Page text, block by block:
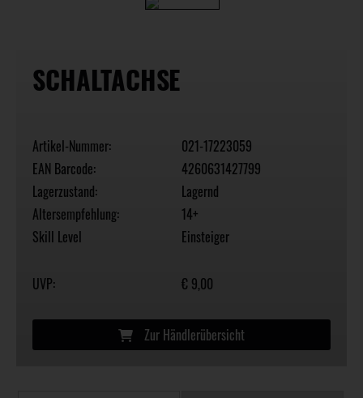
SCHALTACHSE
Artikel-Nummer:
021-17223059
EAN Barcode:
4260631427799
Lagerzustand:
Lagernd
Altersempfehlung:
14+
Skill Level
Einsteiger
UVP: € 9,00
Zur Händlerübersicht